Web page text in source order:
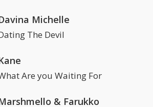
Michelle
The Devil
Are you Waiting For
& Farukko